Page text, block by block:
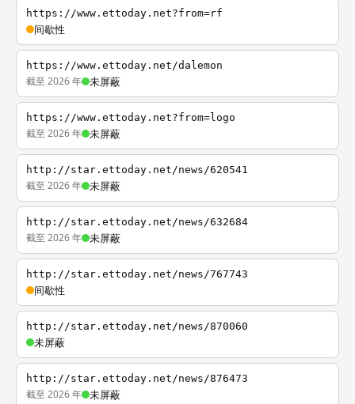
https://www.ettoday.net?from=rf
间歇性
https://www.ettoday.net/dalemon
截至 2026 年 未屏蔽
https://www.ettoday.net?from=logo
截至 2026 年 未屏蔽
http://star.ettoday.net/news/620541
截至 2026 年 未屏蔽
http://star.ettoday.net/news/632684
截至 2026 年 未屏蔽
http://star.ettoday.net/news/767743
间歇性
http://star.ettoday.net/news/870060
未屏蔽
http://star.ettoday.net/news/876473
截至 2026 年 未屏蔽